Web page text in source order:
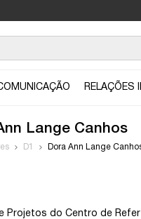
RELAÇÕES
Lange Canhos
D1 Dora Ann Lange
Projetos do Centro de